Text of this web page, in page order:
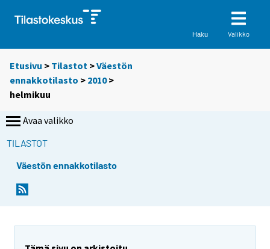
Haku Valikko
Etusivu > Tilastot >Väestön
ennakkotilasto > 2010>
helmikuu
Avaa valikko
TILASTOT
Väestön ennakkotilasto